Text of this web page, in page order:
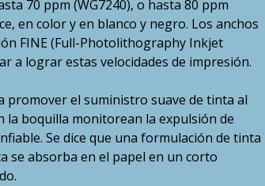
70 ppm (WG7240), o hasta 80 ppm
en color y en blanco y negro. Los anchos
FINE (Full-Photolithography Inkjet
a lograr estas velocidades de impresión.
promover el suministro suave de tinta al
la boquilla monitorean la expulsión de
Se dice que una formulación de tinta
se absorba en el papel en un corto